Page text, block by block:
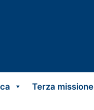
Terza missione